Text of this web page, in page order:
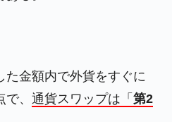
⇒ クーパン問題は合衆国企業に対
た金額内で外貨をすぐに
で、通貨スワップは「第2